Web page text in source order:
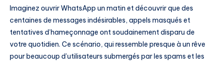
Imaginez ouvrir WhatsApp un matin et découvrir que des
centaines de messages indésirables, appels masqués et
tentatives d’hameçonnage ont soudainement disparu de
votre quotidien. Ce scénario, qui ressemble presque à un rêve
pour beaucoup d’utilisateurs submergés par les spams et les